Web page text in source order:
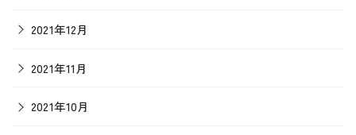
2021年12月
2021年11月
2021年10月